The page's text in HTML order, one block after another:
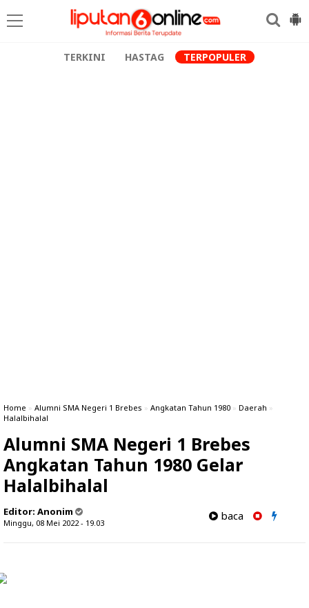
TERKINI HASTAG TERPOPULER
Home » Alumni SMA Negeri 1 Brebes » Angkatan Tahun 1980 » Daerah »
Halalbihalal
Alumni SMA Negeri 1 Brebes
Angkatan Tahun 1980 Gelar
Halalbihalal
Editor: Anonim
Minggu, 08 Mei 2022 - 19.03
baca